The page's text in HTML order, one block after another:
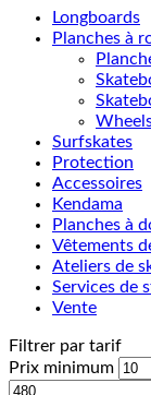
Longboards
Planches à
Surfskates
Protection
Accessoires
Kendama
Planches à
Vêtements
Ateliers de
Services de
Vente
Filtrer par tarif
Prix minimum